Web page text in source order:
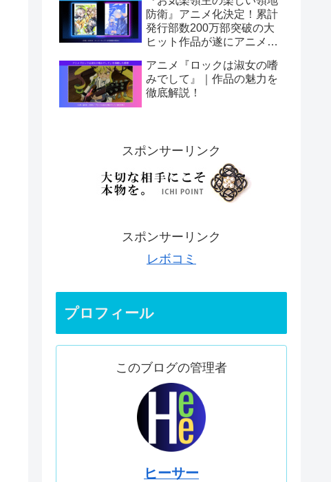
防衛』アニメ化決定！累計
発行部数200万部突破の大
ヒット作品が遂にアニメ
アニメ『ロックは淑女の嗜
みでして』｜作品の魅力を
徹底解説！
スポンサーリンク
スポンサーリンク
レボコミ
プロフィール
このブログの管理者
ヒーサー